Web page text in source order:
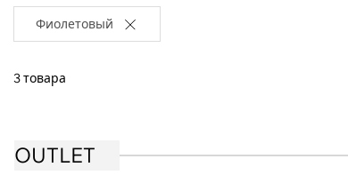
Фиолетовый
3 товара
OUTLET